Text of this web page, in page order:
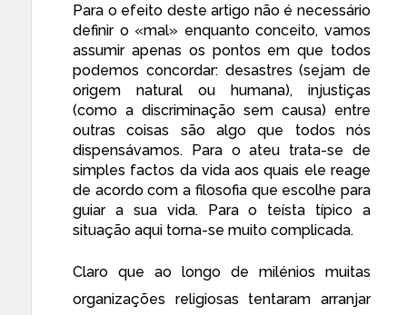
Para o efeito deste artigo não é necessário
definir o «mal» enquanto conceito, vamos
assumir apenas os pontos em que todos
podemos concordar: desastres (sejam de
origem natural ou humana), injustiças
(como a discriminação sem causa) entre
outras coisas são algo que todos nós
dispensávamos. Para o ateu trata-se de
simples factos da vida aos quais ele reage
de acordo com a filosofia que escolhe para
guiar a sua vida. Para o teísta típico a
situação aqui torna-se muito complicada.
Claro que ao longo de milénios muitas
organizações religiosas tentaram arranjar